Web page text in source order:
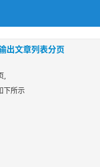
出文章列表分页
,
下所示